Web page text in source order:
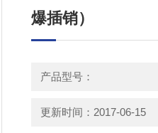
爆插销）
产品型号：
更新时间：2017-06-15